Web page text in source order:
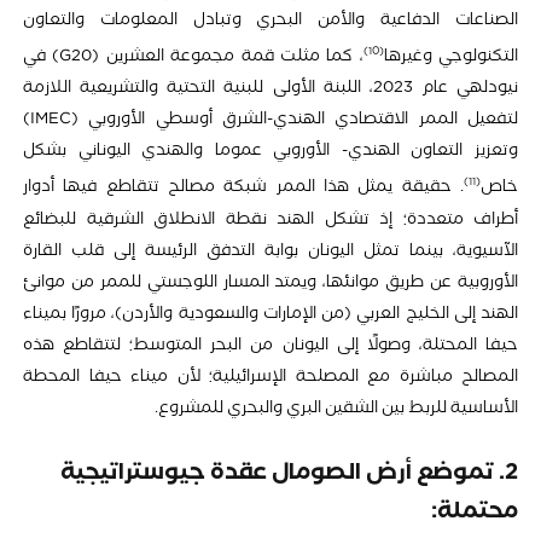
الصناعات الدفاعية والأمن البحري وتبادل المعلومات والتعاون
التكنولوجي وغيرها 10
، كما مثلت قمة مجموعة العشرين (G20) في
نيودلهي عام 2023، اللبنة الأولى للبنية التحتية والتشريعية اللازمة
لتفعيل الممر الاقتصادي الهندي-الشرق أوسطي الأوروبي (IMEC)
وتعزيز التعاون الهندي- الأوروبي عموما والهندي اليوناني بشكل
خاص 11 . حقيقة يمثل هذا الممر شبكة مصالح تتقاطع فيها أدوار
أطراف متعددة؛ إذ تشكل الهند نقطة الانطلاق الشرقية للبضائع
الآسيوية، بينما تمثل اليونان بوابة التدفق الرئيسة إلى قلب القارة
الأوروبية عن طريق موانئها، ويمتد المسار اللوجستي للممر من موانئ
الهند إلى الخليج العربي (من الإمارات والسعودية والأردن)، مرورًا بميناء
حيفا المحتلة، وصولًا إلى اليونان من البحر المتوسط؛ لتتقاطع هذه
المصالح مباشرة مع المصلحة الإسرائيلية؛ لأن ميناء حيفا المحطة
الأساسية للربط بين الشقين البري والبحري للمشروع.
2. تموضع أرض الصومال عقدة جيوستراتيجية
محتملة: